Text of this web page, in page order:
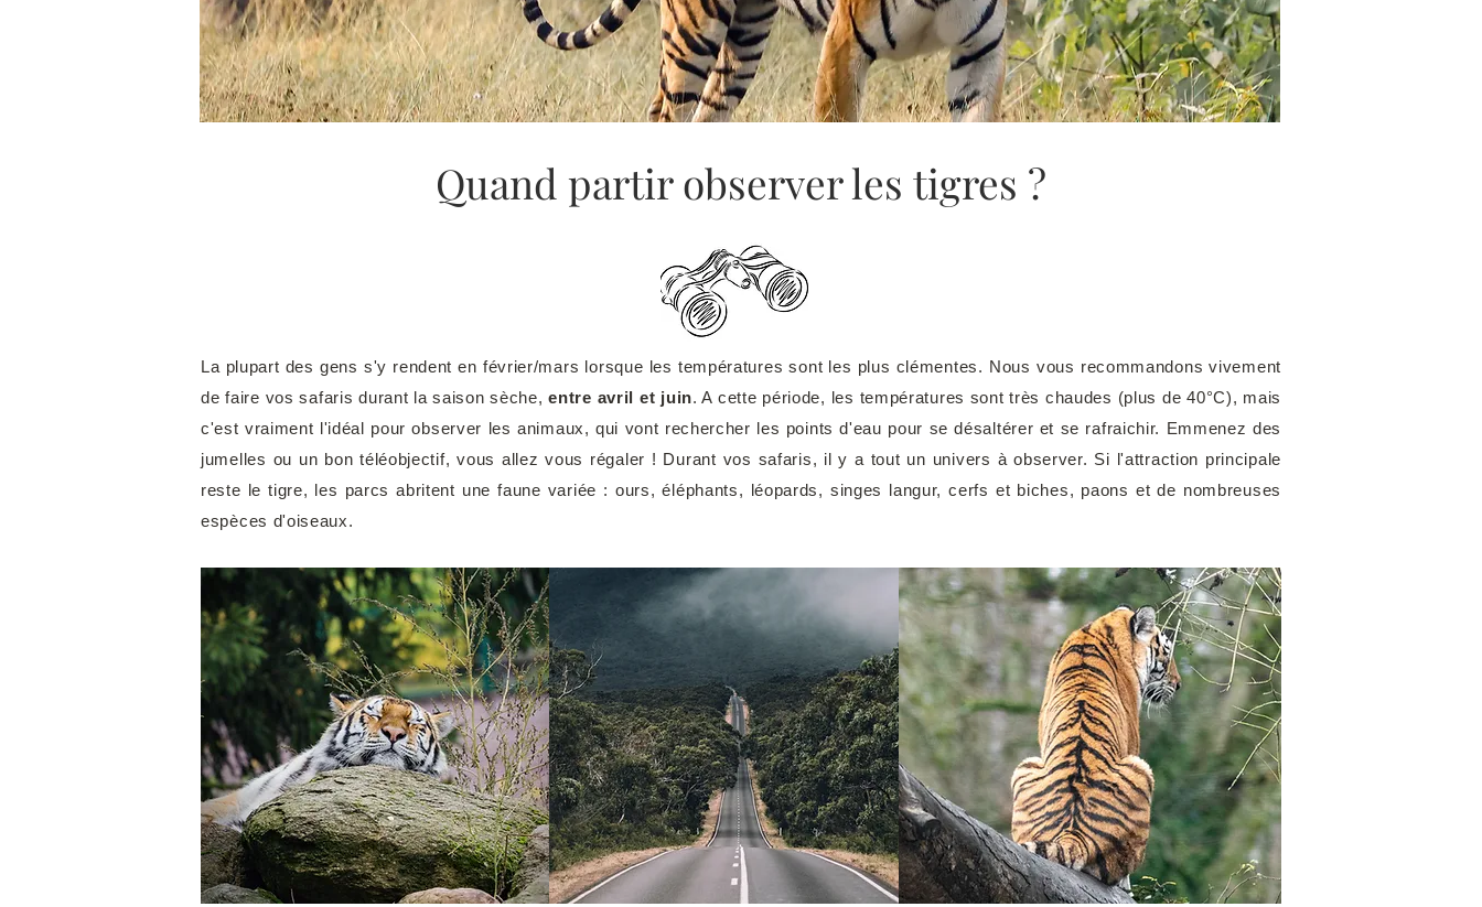
Quand partir observer les tigres ?
La plupart des gens s'y rendent en février/mars lorsque les températures sont les plus clémentes. Nous vous recommandons vivement
de faire vos safaris durant la saison sèche,entre avril et juin. A cette période, les températures sont très chaudes (plus de 40°C), mais
c'est vraiment l'idéal pour observer les animaux, qui vont rechercher les points d'eau pour se désaltérer et se rafraichir. Emmenez des
jumelles ou un bon téléobjectif, vous allez vous régaler ! Durant vos safaris, il y a tout un univers à observer. Si l'attraction principale
reste le tigre, les parcs abritent une faune variée : ours, éléphants, léopards, singes langur, cerfs et biches, paons et de nombreuses
espèces d'oiseaux.